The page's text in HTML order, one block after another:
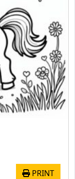
PRINT